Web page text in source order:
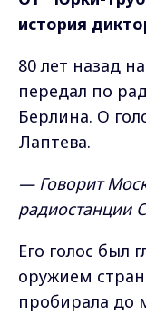
история
80 лет назад
передал по
Берлина. О
Лаптева.
— Говорит
радиостанции
Его голос
оружием
пробирала до